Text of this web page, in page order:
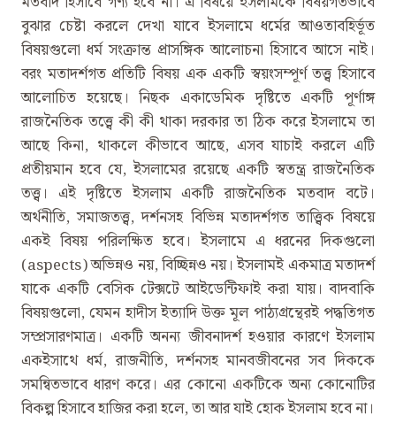
বুঝার চেষ্টা করলে দেখা যাবে ইসলামে ধর্মের আওতাবহির্ভূত
বিষয়গুলো ধর্ম সংক্রান্ত প্রাসঙ্গিক আলোচনা হিসাবে আসে নাই।
বরং মতাদর্শগত প্রতিটি বিষয় এক একটি স্বয়ংসম্পূর্ণ তত্ত্ব হিসাবে
আলোচিত হয়েছে। নিছক একাডেমিক দৃষ্টিতে একটি পূর্ণাঙ্গ
রাজনৈতিক তত্ত্বে কী কী থাকা দরকার তা ঠিক করে ইসলামে তা
আছে কিনা, থাকলে কীভাবে আছে, এসব যাচাই করলে এটি
প্রতীয়মান হবে যে, ইসলামের রয়েছে একটি স্বতন্ত্র রাজনৈতিক
তত্ত্ব। এই দৃষ্টিতে ইসলাম একটি রাজনৈতিক মতবাদ বটে।
অর্থনীতি, সমাজতত্ত্ব, দর্শনসহ বিভিন্ন মতাদর্শগত তাত্ত্বিক বিষয়ে
একই বিষয় পরিলক্ষিত হবে। ইসলামে এ ধরনের দিকগুলো
(aspects) অভিন্নও নয়, বিচ্ছিন্নও নয়। ইসলামই একমাত্র মতাদর্শ
যাকে একটি বেসিক টেক্সটে আইডেন্টিফাই করা যায়। বাদবাকি
বিষয়গুলো, যেমন হাদীস ইত্যাদি উক্ত মূল পাঠ্যগ্রন্থেরই পদ্ধতিগত
সম্প্রসারণমাত্র। একটি অনন্য জীবনাদর্শ হওয়ার কারণে ইসলাম
একইসাথে ধর্ম, রাজনীতি, দর্শনসহ মানবজীবনের সব দিককে
সমন্বিতভাবে ধারণ করে। এর কোনো একটিকে অন্য কোনোটির
বিকল্প হিসাবে হাজির করা হলে, তা আর যাই হোক ইসলাম হবে না।